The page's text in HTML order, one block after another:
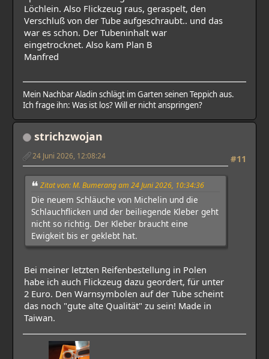
Löchlein. Also Flickzeug raus, geraspelt, den
Verschluß von der Tube aufgeschraubt.. und das
war es schon. Der Tubeninhalt war
eingetrocknet. Also kam Plan B
Manfred
Mein Nachbar Aladin schlägt im Garten seinen Teppich aus.
Ich frage ihn: Was ist los? Will er nicht anspringen?
strichzwojan
#11
24 Juni 2026, 12:08:24
Zitat von: M. Bumerang am 24 Juni 2026, 10:34:36
Die neuem Schläuche von Michelin und die
Schlauchflicken und der beiliegende Kleber geht
nicht so richtig. Der Kleber braucht eine
Ewigkeit bis er geklebt hat.
Bei meiner letzten Reifenbestellung in Polen
habe ich auch Flickzeug dazu geordert, für unter
2 Euro. Den Warnsymbolen auf der Tube scheint
das noch "gute alte Qualität" zu sein! Made in
Taiwan.